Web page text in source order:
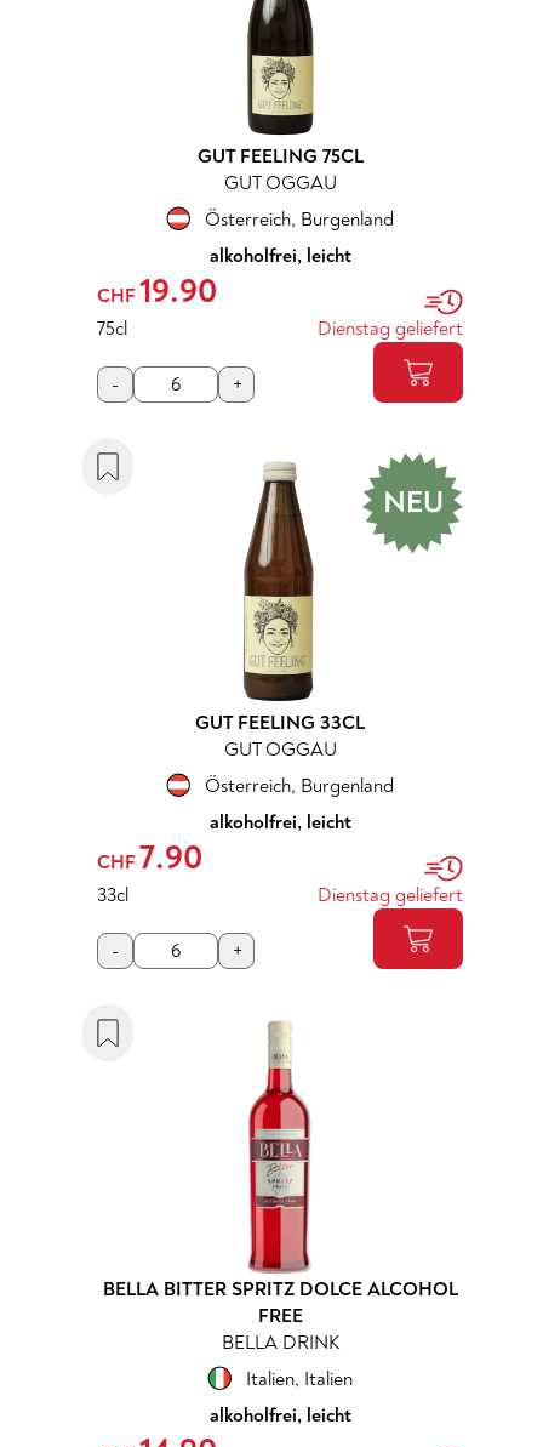
GUT FEELING 75CL
GUT OGGAU
Österreich, Burgenland
alkoholfrei, leicht
CHF 19.90
75cl Dienstag geliefert
- +
GUT FEELING 33CL
GUT OGGAU
Österreich, Burgenland
alkoholfrei, leicht
CHF 7.90
33cl Dienstag geliefert
- +
BELLA BITTER SPRITZ DOLCE ALCOHOL
FREE
BELLA DRINK
Italien, Italien
alkoholfrei, leicht